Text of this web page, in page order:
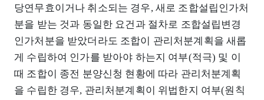
당연무효이거나 취소되는 경우, 새로 조합설립인가처
분을 받는 것과 동일한 요건과 절차로 조합설립변경
인가처분을 받았더라도 조합이 관리처분계획을 새롭
게 수립하여 인가를 받아야 하는지 여부(적극) 및 이
때 조합이 종전 분양신청 현황에 따라 관리처분계획
을 수립한 경우, 관리처분계획이 위법한지 여부(원칙